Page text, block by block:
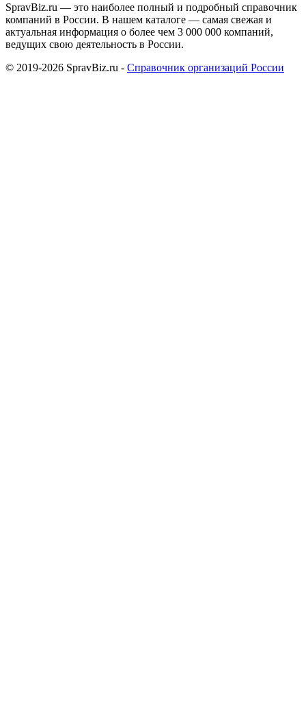
SpravBiz.ru — это наиболее полный и подробный справочник
компаний в России. В нашем каталоге — самая свежая и
актуальная информация о более чем 3 000 000 компаний,
ведущих свою деятельность в России.
© 2019-2026 SpravBiz.ru - Справочник организаций России